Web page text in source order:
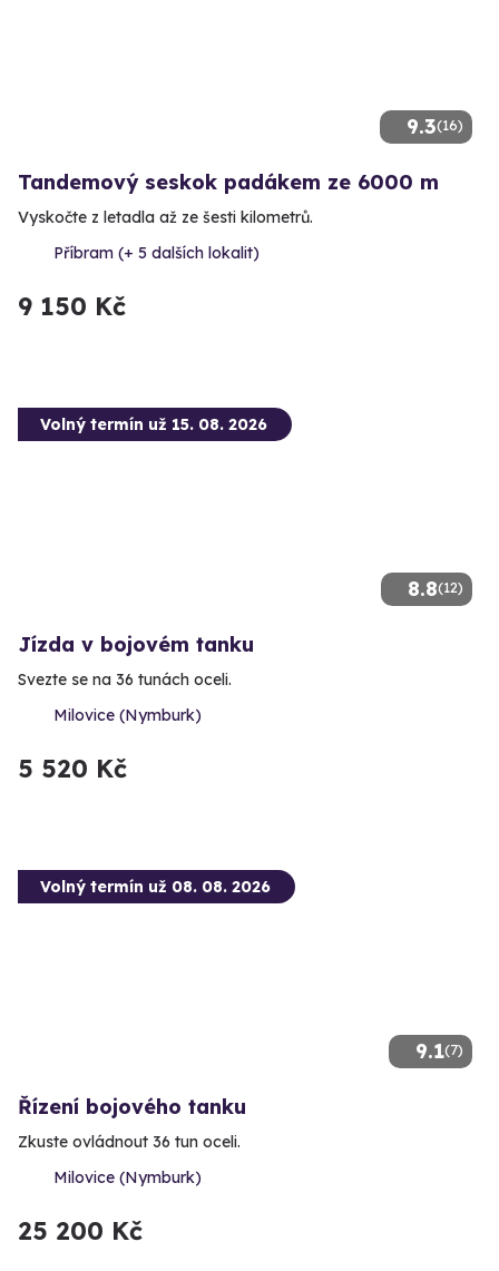
9.3(16)
Tandemový seskok padákem ze 6000 m
Vyskočte z letadla až ze šesti kilometrů.
Příbram (+ 5 dalších lokalit)
9 150 Kč
8.8(12)
Volný termín už 15. 08. 2026
Jízda v bojovém tanku
Svezte se na 36 tunách oceli.
Milovice (Nymburk)
5 520 Kč
9.1(7)
Volný termín už 08. 08. 2026
Řízení bojového tanku
Zkuste ovládnout 36 tun oceli.
Milovice (Nymburk)
25 200 Kč